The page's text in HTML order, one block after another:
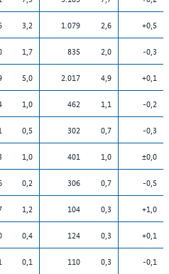
3,2 1.079 2,6 +0,5
1,7 835 2,0 -0,3
5,0 2.017 4,9 +0,1
1,0 462 1,1 -0,2
0,5 302 0,7 -0,3
1,0 401 1,0 ±0,0
0,2 306 0,7 -0,5
1,2 104 0,3 +1,0
0,4 124 0,3 +0,1
0,1 110 0,3 -0,1